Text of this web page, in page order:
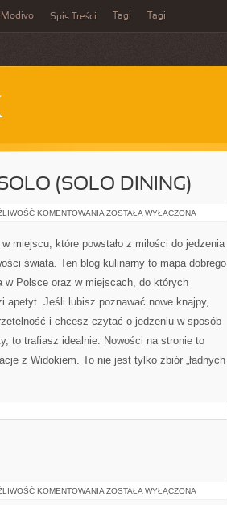
Modivo Spis Treści Tagi Tagi
(SOLO DINING)
KOMENTOWANIA KULINARNE
(SOLO
DINING)
ZOSTAŁA WYŁĄCZONA
miejscu, które powstało z miłości do jedzenia
świata. Ten blog kulinarny to mapa dobrego
w Polsce oraz w miejscach, do których
apetyt. Jeśli lubisz poznawać nowe knajpy,
i chcesz czytać o jedzeniu w sposób
to trafiasz idealnie. Nowości na stronie to
z Widokiem. To nie jest tylko zbiór „ładnych
KOMENTOWANIA INFORMATYKA
ZOSTAŁA WYŁĄCZONA